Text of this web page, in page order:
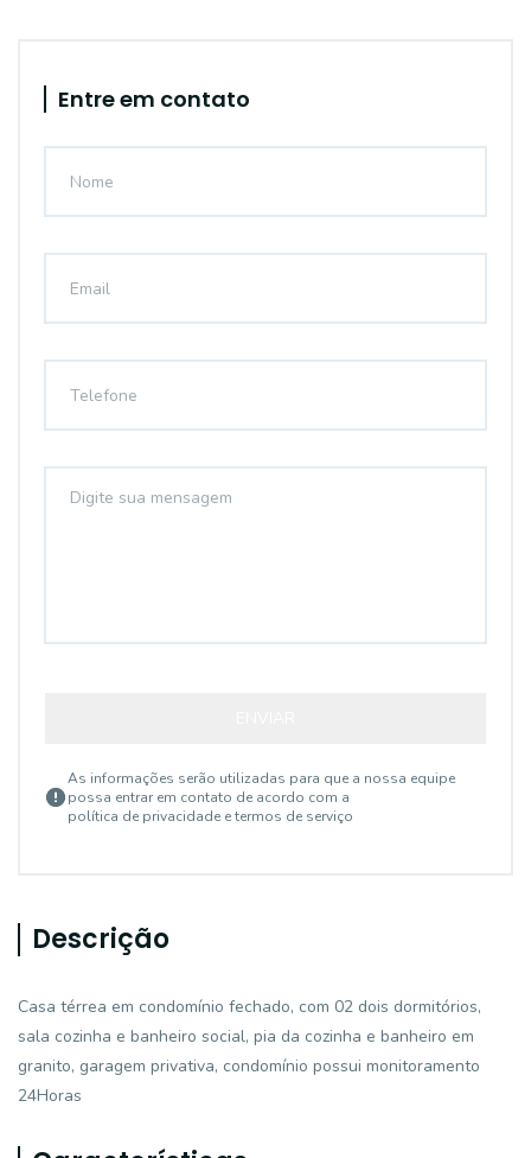
Entre em contato
As informações serão utilizadas para que a nossa equipe
possa entrar em contato de acordo com a
política de privacidade e termos de serviço
Descrição
Casa térrea em condomínio fechado, com 02 dois dormitórios,
sala cozinha e banheiro social, pia da cozinha e banheiro em
granito, garagem privativa, condomínio possui monitoramento
24Horas